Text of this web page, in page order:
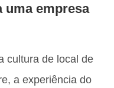
uma empresa
cultura de local de
a experiência do